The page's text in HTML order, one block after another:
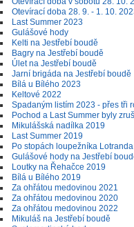
Otevírací doba 28. 9. - 1. 10.
Last Summer 2023
Gulášové hody
Kelti na Jestřebí boudě
Bagry na Jestřebí boudě
Úlet na Jestřebí boudě
Jarní brigáda na Jestřebí boudě
Bílá u Bílého 2023
Keltové 2022
Spadaným listím 2023 - přes tři
Pochod a Last Summer byly
Mikulášská nadílka 2019
Last Summer 2019
Po stopách loupežníka Lotranda
Gulášové hody na Jestřebí
Loutky na Řehačce 2019
Bílá u Bílého 2019
Za ohřátou medovinou 2021
Za ohřátou medovinou 2020
Za ohřátou medovinou 2022
Mikuláš na Jestřebí boudě